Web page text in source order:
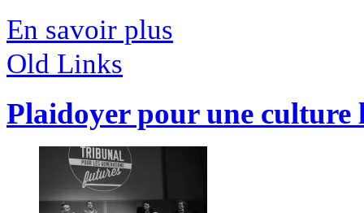
En savoir plus
Old Links
Plaidoyer pour une culture